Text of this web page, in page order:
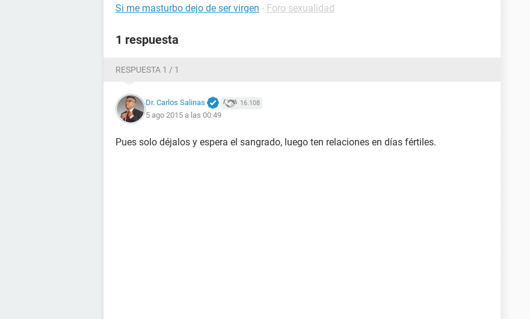
Si me masturbo dejo de ser virgen - Foro sexualidad
1 respuesta
RESPUESTA 1 / 1
Dr. Carlos Salinas 16.108
5 ago 2015 a las 00:49
Pues solo déjalos y espera el sangrado, luego ten relaciones en días fértiles.